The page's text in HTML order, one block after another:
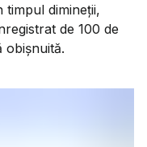
timpul dimineţii,
de 100 de
obişnuită.